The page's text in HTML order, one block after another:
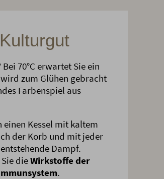
Bei 70°C erwartet Sie ein
zum Glühen gebracht
Farbenspiel aus
Kessel mit kaltem
der Korb und mit jeder
Dampf.
dieWirkstoffe der
.